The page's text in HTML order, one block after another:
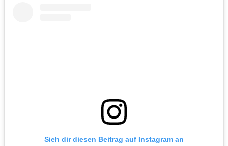
Sieh dir diesen Beitrag auf Instagram an